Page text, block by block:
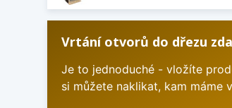
Vrtání otvorů do dřezu
Je to jednoduché - vložíte
si můžete naklikat, kam máme